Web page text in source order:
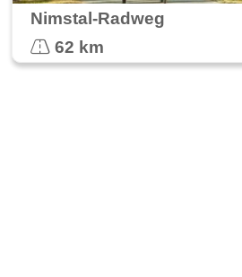
Nimstal-Radweg
62 km